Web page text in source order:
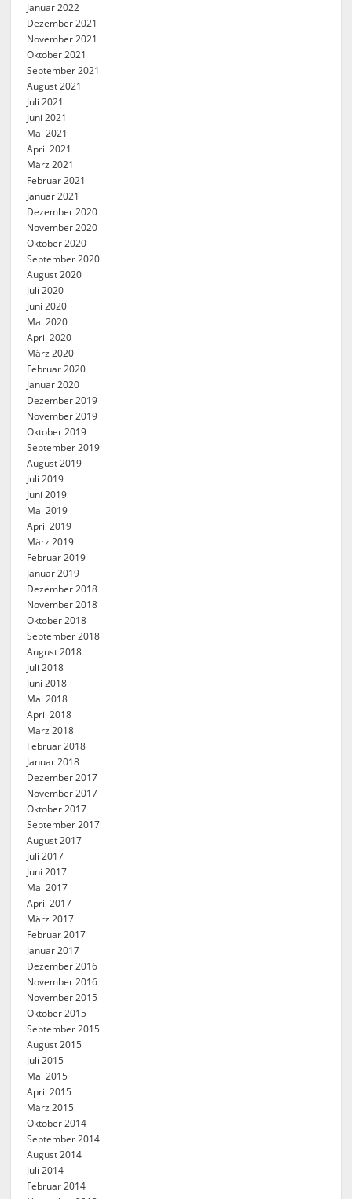
Januar 2022
Dezember 2021
November 2021
Oktober 2021
September 2021
August 2021
Juli 2021
Juni 2021
Mai 2021
April 2021
März 2021
Februar 2021
Januar 2021
Dezember 2020
November 2020
Oktober 2020
September 2020
August 2020
Juli 2020
Juni 2020
Mai 2020
April 2020
März 2020
Februar 2020
Januar 2020
Dezember 2019
November 2019
Oktober 2019
September 2019
August 2019
Juli 2019
Juni 2019
Mai 2019
April 2019
März 2019
Februar 2019
Januar 2019
Dezember 2018
November 2018
Oktober 2018
September 2018
August 2018
Juli 2018
Juni 2018
Mai 2018
April 2018
März 2018
Februar 2018
Januar 2018
Dezember 2017
November 2017
Oktober 2017
September 2017
August 2017
Juli 2017
Juni 2017
Mai 2017
April 2017
März 2017
Februar 2017
Januar 2017
Dezember 2016
November 2016
November 2015
Oktober 2015
September 2015
August 2015
Juli 2015
Mai 2015
April 2015
März 2015
Oktober 2014
September 2014
August 2014
Juli 2014
Februar 2014